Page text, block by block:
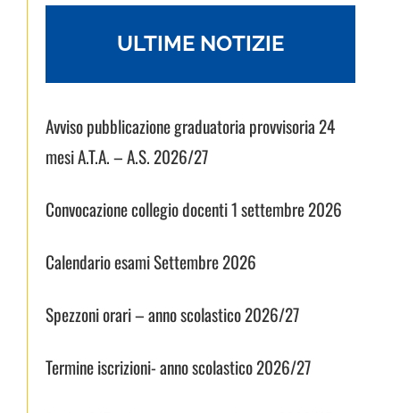
ULTIME NOTIZIE
Avviso pubblicazione graduatoria provvisoria 24
mesi A.T.A. – A.S. 2026/27
Convocazione collegio docenti 1 settembre 2026
Calendario esami Settembre 2026
Spezzoni orari – anno scolastico 2026/27
Termine iscrizioni- anno scolastico 2026/27